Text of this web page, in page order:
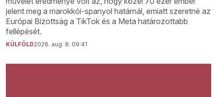
jelent meg a marokkói-spanyol határnál, emiatt szeretné az
Európai Bizottság a TikTok és a Meta határozottabb
fellépését.
KÜLFÖLD2026. aug. 8. 09:41